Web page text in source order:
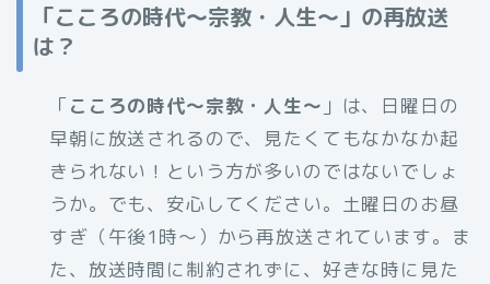
「こころの時代〜宗教・人生〜」の再放送
は？
「こころの時代〜宗教・人生〜 」は、日曜日の
早朝に放送されるので、見たくてもなかなか起
きられない！という方が多いのではないでしょ
うか。でも、安心してください。土曜日のお昼
すぎ（午後1時〜）から再放送されています。ま
た、放送時間に制約されずに、好きな時に見た